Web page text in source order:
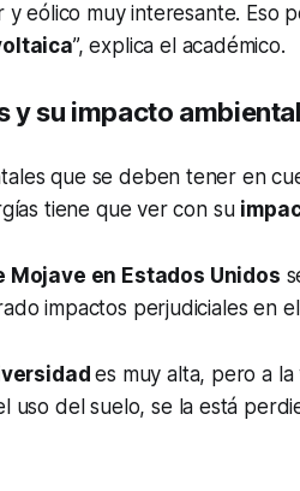
y eólico muy interesante. Eso
”, explica el académico.
y su impacto ambiental
que se deben tener en
tiene que ver con su
Mojave en Estados Unidos
impactos perjudiciales en
es muy alta, pero a
uso del suelo, se la está